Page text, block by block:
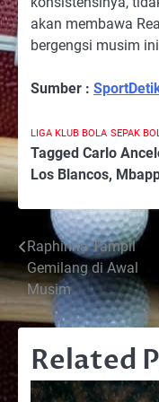
akan membawa
bergengsi musim
Sumber :
LIGA KLUB BOLA SEPAK
Tagged Carlo
Los Blancos,
Post
navigation
Raphinha Tampil
Gemilang di Awal
Musim
Related